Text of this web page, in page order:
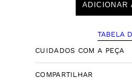
ADICIONAR
TABELA
CUIDADOS COM A PEÇA
COMPARTILHAR